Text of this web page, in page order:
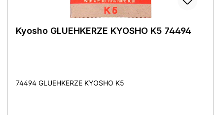
Kyosho GLUEHKERZE KYOSHO K5 74494
74494 GLUEHKERZE KYOSHO K5